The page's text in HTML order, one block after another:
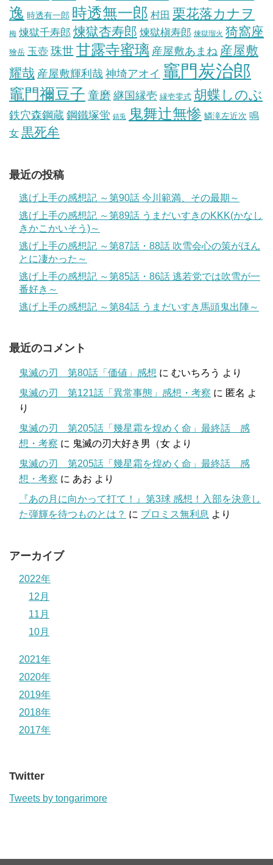
逸 時透有一郎 時透無一郎 村田 栗花落カナヲ
梅 煉獄千寿郎 煉獄杏寿郎 煉獄槇寿郎 煉獄瑠火 猗窩座
獪岳 玉壺 珠世甘露寺蜜璃 産屋敷あまね 産屋敷
耀哉 産屋敷輝利哉 神埼アオイ 竈門炭治郎
竈門禰豆子 童磨 継国縁壱 縁壱零式 胡蝶しのぶ
鉄穴森鋼蔵 鋼鐵塚蛍 錆兎 鬼舞辻無惨 鱗滝左近次 鳴
女 黒死牟
最近の投稿
逃げ上手の感想記 ～第90話 今川範満、その最期～
逃げ上手の感想記 ～第89話 うまだいすきのKKK(かなし
きかこかいそう)～
逃げ上手の感想記 ～第87話・88話 吹雪会心の策がほん
とに凄かった～
逃げ上手の感想記 ～第85話・86話 逃若党では吹雪が一
番好き～
逃げ上手の感想記 ～第84話 うまだいすき馬頭鬼出陣～
最近のコメント
鬼滅の刃 第80話「価値」感想 に むいちろう より
鬼滅の刃 第121話「異常事態」感想・考察 に 匿名 よ
り
鬼滅の刃 第205話「幾星霜を煌めく命」最終話 感
想・考察 に 鬼滅の刃大好き男（女 より
鬼滅の刃 第205話「幾星霜を煌めく命」最終話 感
想・考察 に あお より
『あの月に向かって打て！』第3球 感想！入部を決意し
た弾輝を待つものとは？ に プロミス無利息 より
アーカイブ
2022年
12月
11月
10月
2021年
2020年
2019年
2018年
2017年
Twitter
Tweets by tongarimore